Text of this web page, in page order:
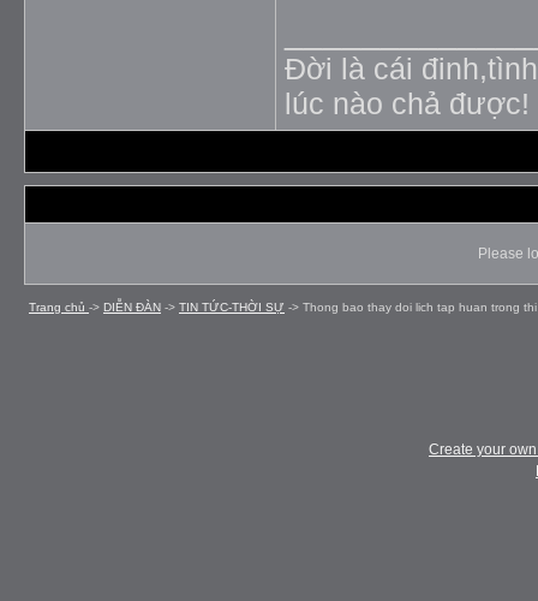
Đời là cái
lúc nào chả được!
Please
Trang chủ -> DIỄN ÐÀN -> TIN TỨC-THỜI SỰ -> Thong bao thay doi lich tap huan trong thi
Create your